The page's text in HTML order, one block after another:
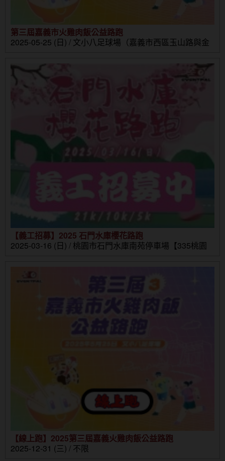
第三屆嘉義市火雞肉飯公益路跑
2025-05-25 (日) / 文小八足球場（嘉義市西區玉山路與金
【義工招募】2025 石門水庫櫻花路跑
2025-03-16 (日) / 桃園市石門水庫南苑停車場【335桃園
【線上跑】2025第三屆嘉義火雞肉飯公益路跑
2025-12-31 (三) / 不限